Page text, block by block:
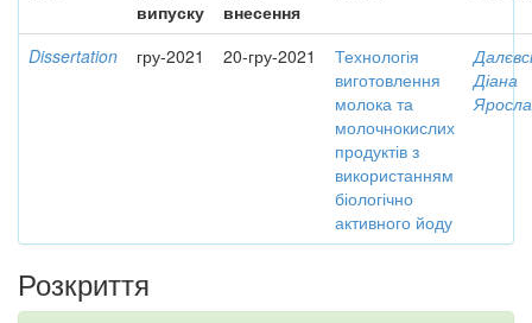
випуску
внесення
Dissertation гру-2021 20-гру-2021
Технологія
виготовлення
молока та
молочнокислих
продуктів з
використанням
біологічно
активного йоду
Діана
Розкриття